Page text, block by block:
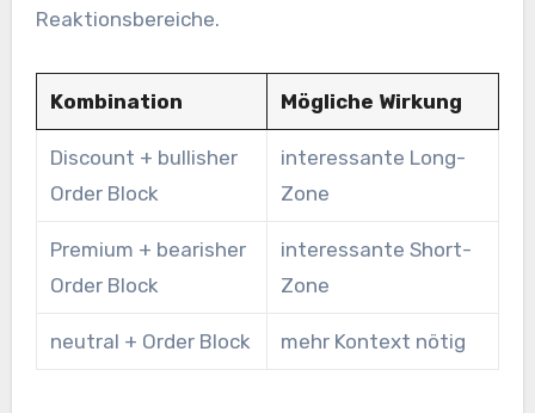
Reaktionsbereiche.
Kombination Mögliche Wirkung
Discount + bullisher
Order Block
interessante Long-
Zone
Premium + bearisher
Order Block
interessante Short-
Zone
neutral + Order Block mehr Kontext nötig